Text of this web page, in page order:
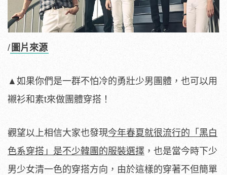
/ 圖片來源
▲如果你們是一群不怕冷的勇壯少男團體，也可以用
襯衫和素t來做團體穿搭！
觀望以上相信大家也發現今年春夏就很流行的「黑白
色系穿搭」是不少韓團的服裝選擇 ，也是當今時下少
男少女清一色的穿搭方向，由於這樣的穿著不但簡單